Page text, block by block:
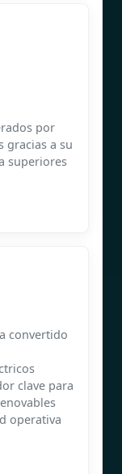
por
gracias a su
superiores
convertido
clave para
operativa